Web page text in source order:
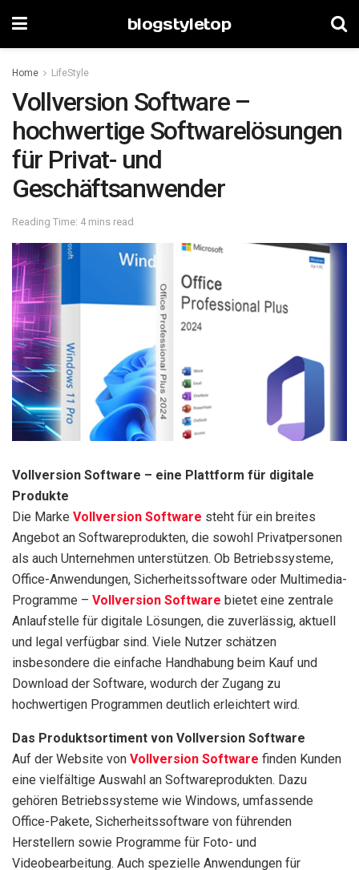
blogstyletop
Home LifeStyle
Vollversion Software –
hochwertige Softwarelösungen
für Privat- und
Geschäftsanwender
Reading Time: 4 mins read
Vollversion Software – eine Plattform für digitale
Produkte
Die Marke Vollversion Software steht für ein breites
Angebot an Softwareprodukten, die sowohl Privatpersonen
als auch Unternehmen unterstützen. Ob Betriebssysteme,
Office-Anwendungen, Sicherheitssoftware oder Multimedia-
Programme – Vollversion Software bietet eine zentrale
Anlaufstelle für digitale Lösungen, die zuverlässig, aktuell
und legal verfügbar sind. Viele Nutzer schätzen
insbesondere die einfache Handhabung beim Kauf und
Download der Software, wodurch der Zugang zu
hochwertigen Programmen deutlich erleichtert wird.
Das Produktsortiment von Vollversion Software
Auf der Website von Vollversion Software finden Kunden
eine vielfältige Auswahl an Softwareprodukten. Dazu
gehören Betriebssysteme wie Windows, umfassende
Office-Pakete, Sicherheitssoftware von führenden
Herstellern sowie Programme für Foto- und
Videobearbeitung. Auch spezielle Anwendungen für